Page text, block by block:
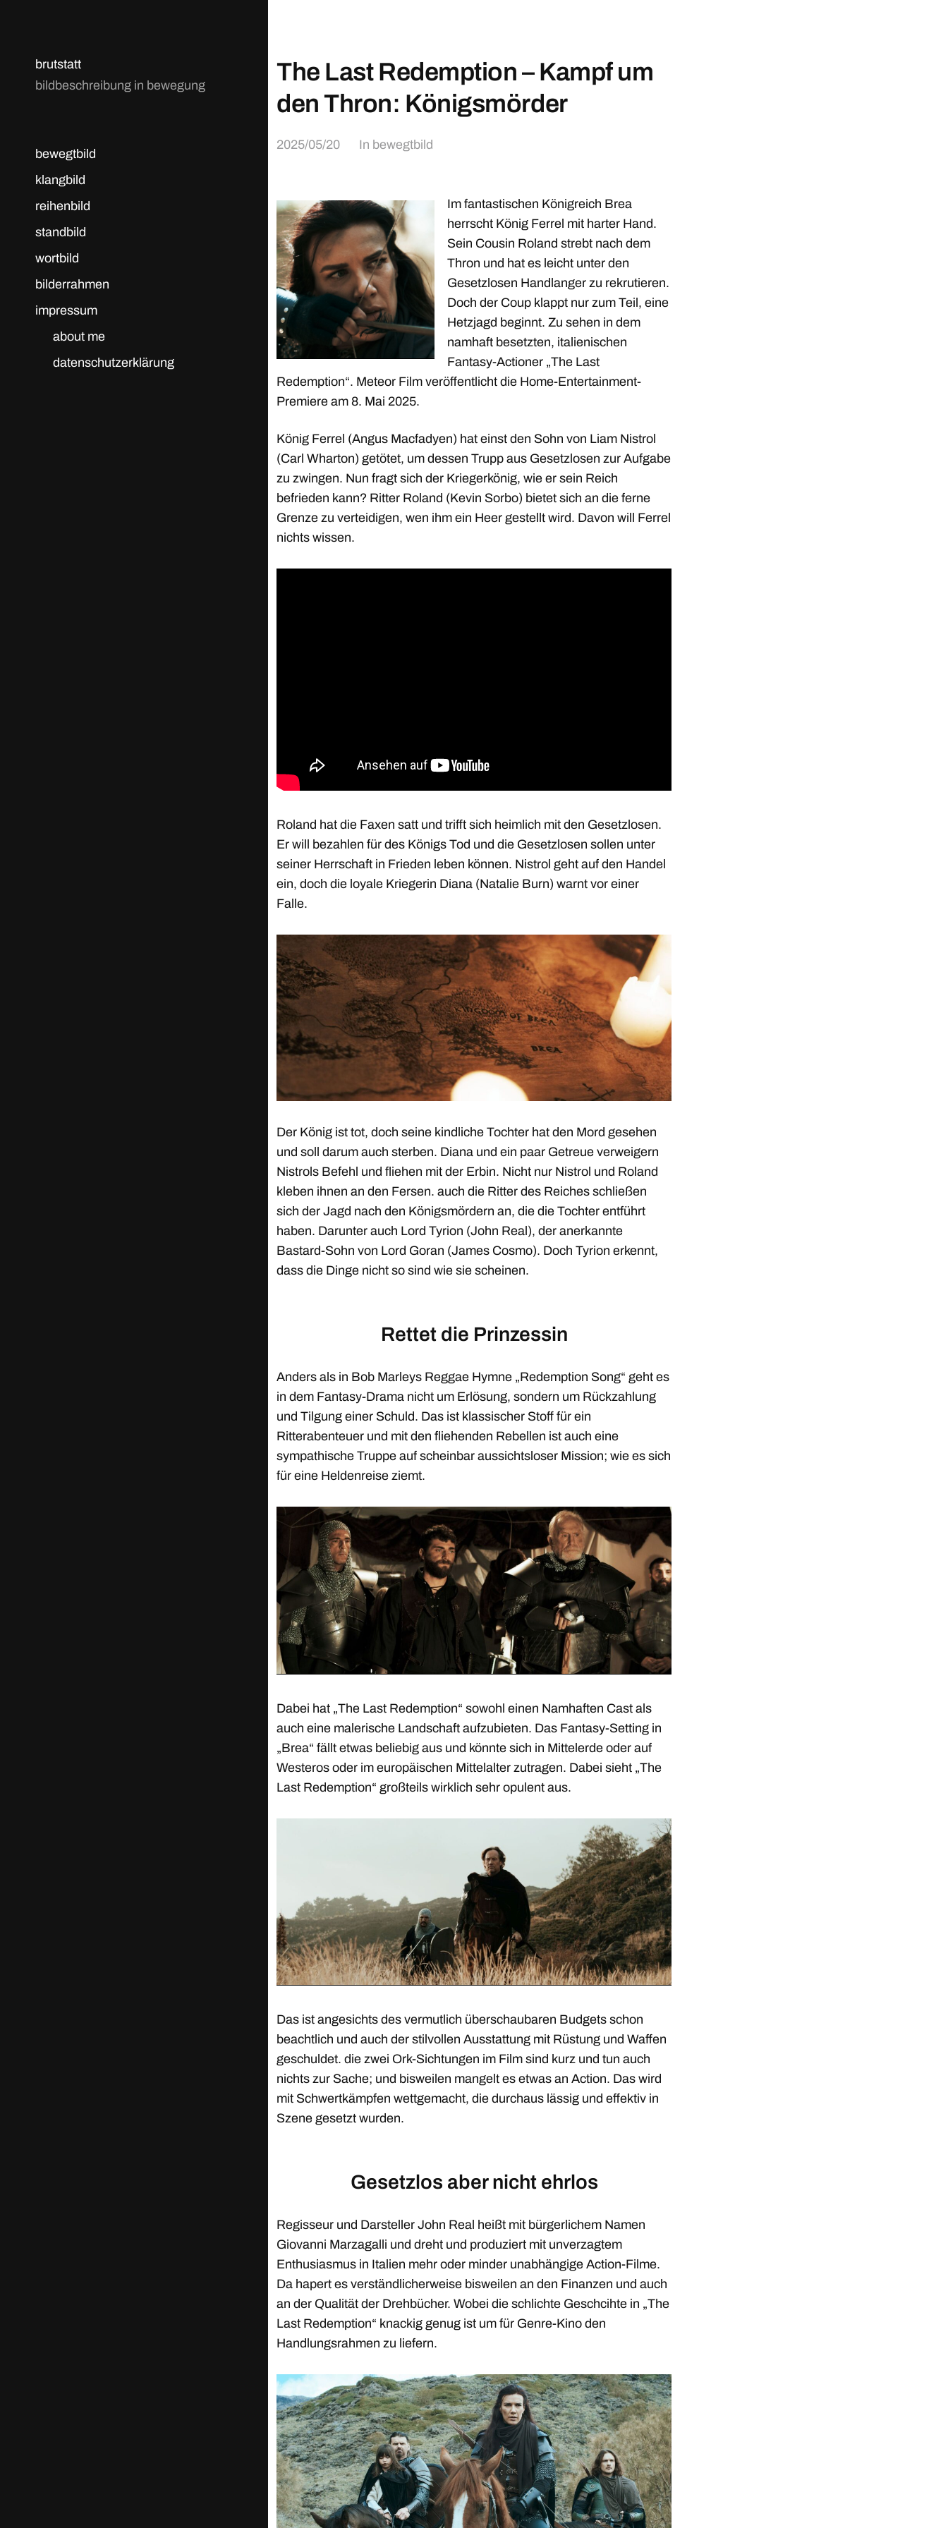
brutstatt
bildbeschreibung in bewegung
bewegtbild
klangbild
reihenbild
standbild
wortbild
bilderrahmen
impressum
about me
datenschutzerklärung
The Last Redemption – Kampf um
den Thron: Königsmörder
2025/05/20 In bewegtbild
Im fantastischen Königreich Brea
herrscht König Ferrel mit harter Hand.
Sein Cousin Roland strebt nach dem
Thron und hat es leicht unter den
Gesetzlosen Handlanger zu rekrutieren.
Doch der Coup klappt nur zum Teil, eine
Hetzjagd beginnt. Zu sehen in dem
namhaft besetzten, italienischen
Fantasy-Actioner „The Last
Redemption“. Meteor Film veröffentlicht die Home-Entertainment-
Premiere am 8. Mai 2025.
König Ferrel (Angus Macfadyen) hat einst den Sohn von Liam Nistrol
(Carl Wharton) getötet, um dessen Trupp aus Gesetzlosen zur Aufgabe
zu zwingen. Nun fragt sich der Kriegerkönig, wie er sein Reich
befrieden kann? Ritter Roland (Kevin Sorbo) bietet sich an die ferne
Grenze zu verteidigen, wen ihm ein Heer gestellt wird. Davon will Ferrel
nichts wissen.
Roland hat die Faxen satt und trifft sich heimlich mit den Gesetzlosen.
Er will bezahlen für des Königs Tod und die Gesetzlosen sollen unter
seiner Herrschaft in Frieden leben können. Nistrol geht auf den Handel
ein, doch die loyale Kriegerin Diana (Natalie Burn) warnt vor einer
Falle.
Der König ist tot, doch seine kindliche Tochter hat den Mord gesehen
und soll darum auch sterben. Diana und ein paar Getreue verweigern
Nistrols Befehl und fliehen mit der Erbin. Nicht nur Nistrol und Roland
kleben ihnen an den Fersen. auch die Ritter des Reiches schließen
sich der Jagd nach den Königsmördern an, die die Tochter entführt
haben. Darunter auch Lord Tyrion (John Real), der anerkannte
Bastard-Sohn von Lord Goran (James Cosmo). Doch Tyrion erkennt,
dass die Dinge nicht so sind wie sie scheinen.
Rettet die Prinzessin
Anders als in Bob Marleys Reggae Hymne „Redemption Song“ geht es
in dem Fantasy-Drama nicht um Erlösung, sondern um Rückzahlung
und Tilgung einer Schuld. Das ist klassischer Stoff für ein
Ritterabenteuer und mit den fliehenden Rebellen ist auch eine
sympathische Truppe auf scheinbar aussichtsloser Mission; wie es sich
für eine Heldenreise ziemt.
Dabei hat „The Last Redemption“ sowohl einen Namhaften Cast als
auch eine malerische Landschaft aufzubieten. Das Fantasy-Setting in
„Brea“ fällt etwas beliebig aus und könnte sich in Mittelerde oder auf
Westeros oder im europäischen Mittelalter zutragen. Dabei sieht „The
Last Redemption“ großteils wirklich sehr opulent aus.
Das ist angesichts des vermutlich überschaubaren Budgets schon
beachtlich und auch der stilvollen Ausstattung mit Rüstung und Waffen
geschuldet. die zwei Ork-Sichtungen im Film sind kurz und tun auch
nichts zur Sache; und bisweilen mangelt es etwas an Action. Das wird
mit Schwertkämpfen wettgemacht, die durchaus lässig und effektiv in
Szene gesetzt wurden.
Gesetzlos aber nicht ehrlos
Regisseur und Darsteller John Real heißt mit bürgerlichem Namen
Giovanni Marzagalli und dreht und produziert mit unverzagtem
Enthusiasmus in Italien mehr oder minder unabhängige Action-Filme.
Da hapert es verständlicherweise bisweilen an den Finanzen und auch
an der Qualität der Drehbücher. Wobei die schlichte Geschcihte in „The
Last Redemption“ knackig genug ist um für Genre-Kino den
Handlungsrahmen zu liefern.